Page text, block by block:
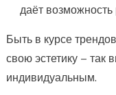
даёт
Быть в курсе
свою эстетику – так
индивидуальным.